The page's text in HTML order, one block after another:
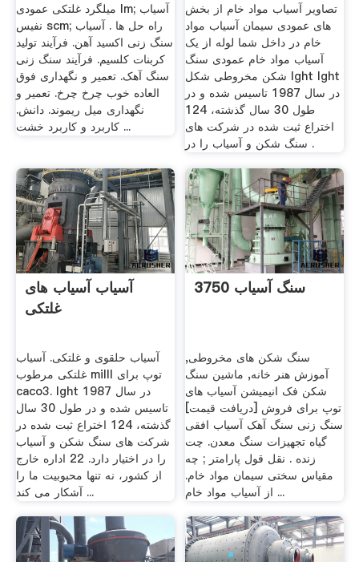
میلگرد غلتکی عمودی lm; آسیاب
نفیس scm; راه حل ها . آسیاب
سنگ زنی اکسید آهن. فرآیند تولید
کربنات کلسیم. فرآیند سنگ زنی
سنگ آهک. تعمیر و نگهداری فوق
العاده خوب چرخ چرخ. تعمیر و
نگهداری میل ریموند. دانش.
کاربرد و کاربرد خشت ...
تصاویر آسیاب مواد خام از بخش
های عمودی سیمان آسیاب مواد
خام در داخل شما لوله از یک
آسیاب مواد خام عمودی سنگ
شکن مخروطی شکل lght lght
در سال 1987 تاسیس شده و در
طول 30 سال گذشته، 124
اختراع ثبت شده در شركت های
سنگ شكن و آسیاب را در .
آسیاب آسیاب های
غلتکی
آسیاب حلقوی و غلتکی. آسیاب
غلتکی مرطوب milll توپ برای
caco3. lght در سال 1987
تاسیس شده و در طول 30 سال
گذشته، 124 اختراع ثبت شده در
شركت های سنگ شكن و آسیاب
را در اختیار دارد. 22 اداره خارج
از کشور، نه تنها محبوبیت ما را
آشکار می کند ...
3750 سنگ آسیاب
سنگ شکن های مخروطی,
آموزش هنر خانه, ماشین سنگ
شکن فک انیمیشن آسیاب های
توپ برای فروش [دریافت قیمت]
سنگ زنی سنگ آهک آسیاب افقی
گیاه تجهیزات سنگ معدن. چت
زنده . نقل قول پارامتر ; چه
مقیاس سختی سیمان مواد خام.
از آسیاب مواد خام ...